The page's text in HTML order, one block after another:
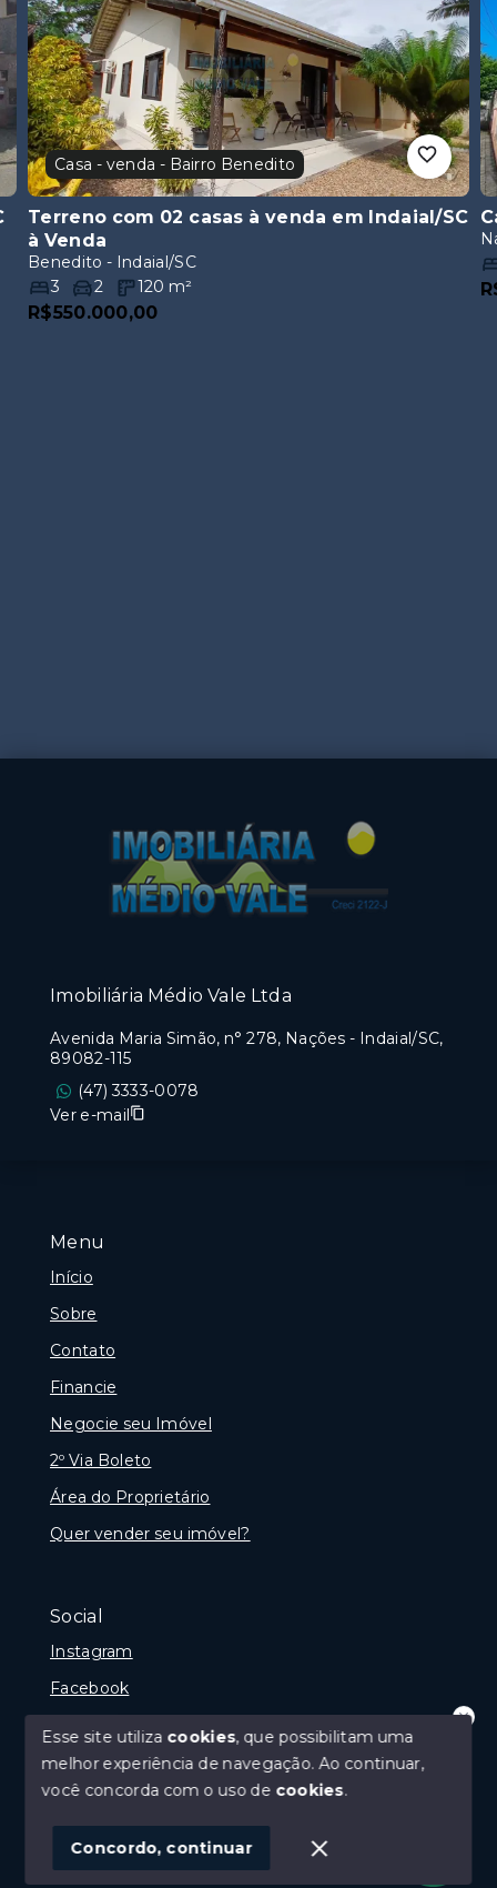
Casa - venda - Bairro Benedito
Terreno com 02 casas à venda em Indaial/SC
à Venda
Benedito - Indaial/SC
3
2 120 m²
R$550.000,00
Menu
Início
Sobre
Contato
Financie
Negocie seu Imóvel
2º Via Boleto
Área do Proprietário
Quer vender seu imóvel?
Social
Instagram
Facebook
SITE PARA IMOBILIARIA
Imobiliária Médio Vale Ltda
Avenida Maria Simão, n° 278, Nações - Indaial/SC,
89082-115
(47) 3333-0078
Ver e-mail
Olá! que bom te ver por aqui!
precisando de ajuda ou buscando outro
tipo de imóvel, fale conosco!
Esse site utiliza cookies, que possibilitam uma
melhor experiência de navegação.Ao continuar,
você concorda com o uso de cookies.
Concordo, continuar